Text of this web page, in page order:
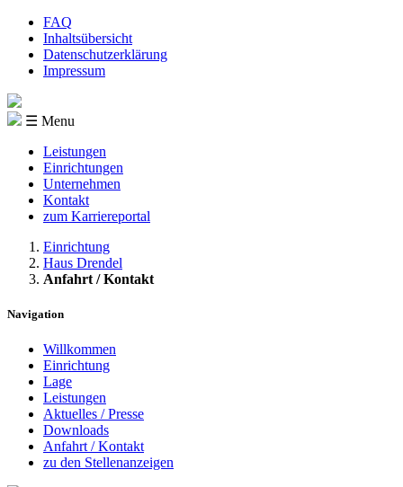
FAQ
Inhaltsübersicht
Datenschutzerklärung
Impressum
☰ Menu
Leistungen
Einrichtungen
Unternehmen
Kontakt
zum Karriereportal
Einrichtung
Haus Drendel
Anfahrt / Kontakt
Navigation
Willkommen
Einrichtung
Lage
Leistungen
Aktuelles / Presse
Downloads
Anfahrt / Kontakt
zu den Stellenanzeigen